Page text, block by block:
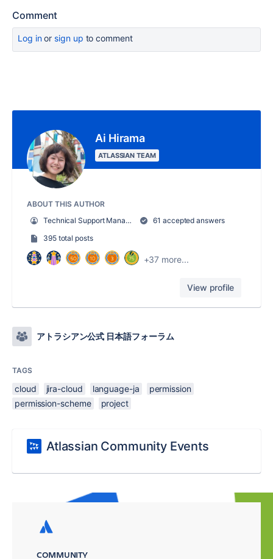
Comment
Log inor sign up to comment
Ai Hirama
ATLASSIAN TEAM
ABOUT THIS AUTHOR
Technical Support Manager
61 accepted answers
395 total posts
+37 more...
View profile
アトラシアン公式 日本語フォーラム
TAGS
cloud jira-cloud language-ja
permission
permission-scheme
project
Atlassian Community Events
COMMUNITY